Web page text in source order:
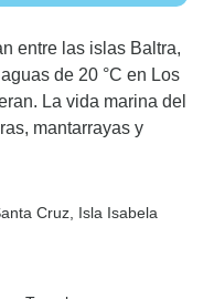
entre las islas Baltra,
de 20 °C en Los
La vida marina del
mantarrayas y
Cruz , Isla Isabela